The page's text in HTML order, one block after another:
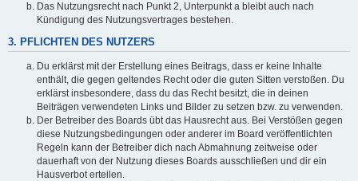
Das Nutzungsrecht nach Punkt 2, Unterpunkt a bleibt auch nach
Kündigung des Nutzungsvertrages bestehen.
3. PFLICHTEN DES NUTZERS
Du erklärst mit der Erstellung eines Beitrags, dass er keine Inhalte
enthält, die gegen geltendes Recht oder die guten Sitten verstoßen. Du
erklärst insbesondere, dass du das Recht besitzt, die in deinen
Beiträgen verwendeten Links und Bilder zu setzen bzw. zu verwenden.
Der Betreiber des Boards übt das Hausrecht aus. Bei Verstößen gegen
diese Nutzungsbedingungen oder anderer im Board veröffentlichten
Regeln kann der Betreiber dich nach Abmahnung zeitweise oder
dauerhaft von der Nutzung dieses Boards ausschließen und dir ein
Hausverbot erteilen.